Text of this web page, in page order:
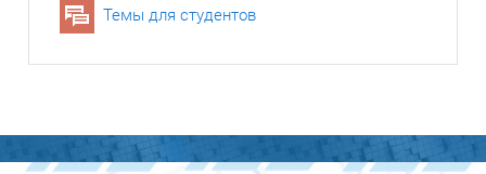
Темы для студентов